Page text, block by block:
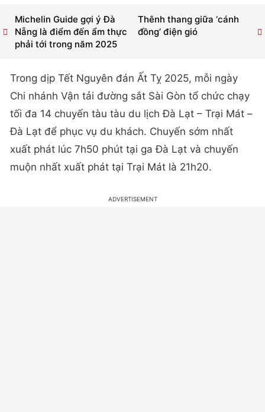
Thênh thang giữa ‘cánh
đồng’ điện gió
Michelin Guide gợi ý Đà
Nẵng là điểm đến ẩm thực
phải tới trong năm 2025
Trong dịp Tết Nguyên đán Ất Tỵ 2025, mỗi ngày
Chi nhánh Vận tải đường sắt Sài Gòn tổ chức chạy
tối đa 14 chuyến tàu tàu du lịch Đà Lạt – Trại Mát –
Đà Lạt để phục vụ du khách. Chuyến sớm nhất
xuất phát lúc 7h50 phút tại ga Đà Lạt và chuyến
muộn nhất xuất phát tại Trại Mát là 21h20.